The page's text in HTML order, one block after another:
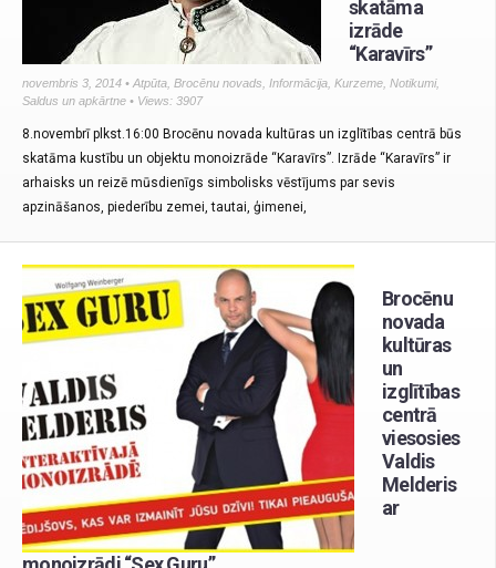
skatāma
izrāde
“Karavīrs”
novembris 3, 2014 • Atpūta Brocēnu novads Informācija Kurzeme Notikumi,
Saldus un apkārtne • Views: 3907
8.novembrī plkst.16:00 Brocēnu novada kultūras un izglītības centrā būs
skatāma kustību un objektu monoizrāde “Karavīrs”. Izrāde “Karavīrs” ir
arhaisks un reizē mūsdienīgs simbolisks vēstījums par sevis
apzināšanos, piederību zemei, tautai, ģimenei,
Brocēnu
novada
kultūras
un
izglītības
centrā
viesosies
Valdis
Melderis
ar